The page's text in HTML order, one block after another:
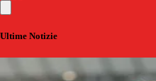
Ultime Notizie